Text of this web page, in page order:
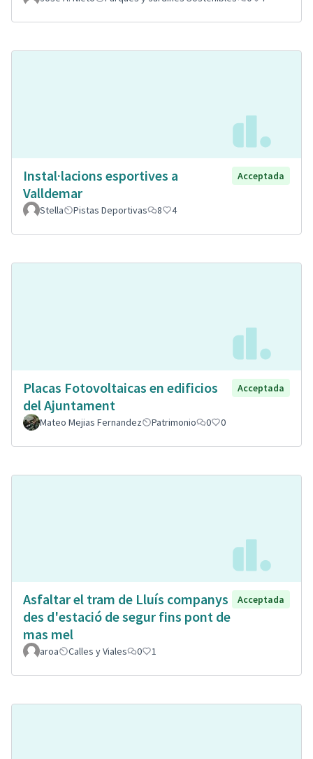
Instal·lacions esportives a
Valldemar
Acceptada
Stella Pistas Deportivas 8 4
Placas Fotovoltaicas en edificios
del Ajuntament
Acceptada
Mateo Mejias Fernandez Patrimonio 0 0
Asfaltar el tram de Lluís companys
des d'estació de segur fins pont de
mas mel
Acceptada
aroa Calles y Viales 0 1